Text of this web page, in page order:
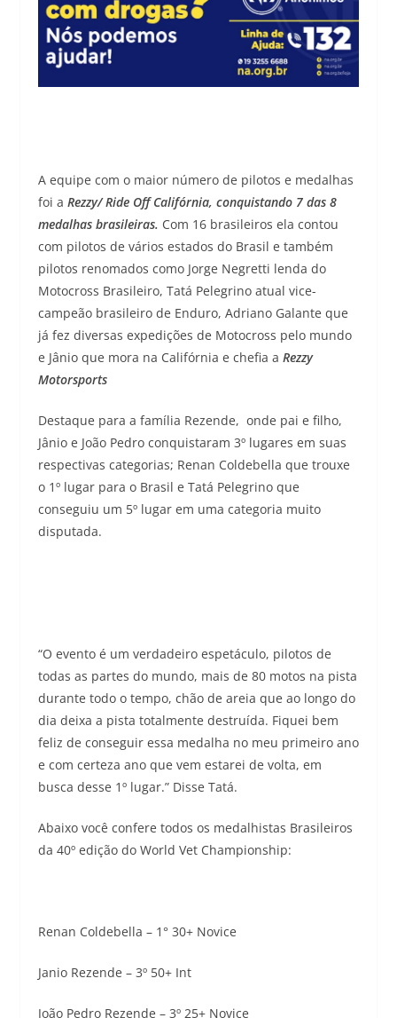
A equipe com o maior número de pilotos e medalhas
foi a Rezzy/ Ride Off Califórnia, conquistando 7 das 8
medalhas brasileiras. Com 16 brasileiros ela contou
com pilotos de vários estados do Brasil e também
pilotos renomados como Jorge Negretti lenda do
Motocross Brasileiro, Tatá Pelegrino atual vice-
campeão brasileiro de Enduro, Adriano Galante que
já fez diversas expedições de Motocross pelo mundo
e Jânio que mora na Califórnia e chefia a Rezzy
Motorsports
Destaque para a família Rezende, onde pai e filho,
Jânio e João Pedro conquistaram 3º lugares em suas
respectivas categorias; Renan Coldebella que trouxe
o 1º lugar para o Brasil e Tatá Pelegrino que
conseguiu um 5º lugar em uma categoria muito
disputada.
“O evento é um verdadeiro espetáculo, pilotos de
todas as partes do mundo, mais de 80 motos na pista
durante todo o tempo, chão de areia que ao longo do
dia deixa a pista totalmente destruída. Fiquei bem
feliz de conseguir essa medalha no meu primeiro ano
e com certeza ano que vem estarei de volta, em
busca desse 1º lugar.” Disse Tatá.
Abaixo você confere todos os medalhistas Brasileiros
da 40º edição do World Vet Championship:
Renan Coldebella – 1° 30+ Novice
Janio Rezende – 3º 50+ Int
João Pedro Rezende – 3º 25+ Novice